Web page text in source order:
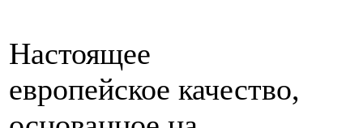
Настоящее
европейское качество,